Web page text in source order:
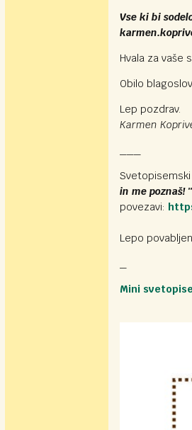
Vse ki bi
Hvala za vaše
Obilo
Lep pozdrav.
Karmen
in me poznaš! ''
povezavi:
Lepo
Mini